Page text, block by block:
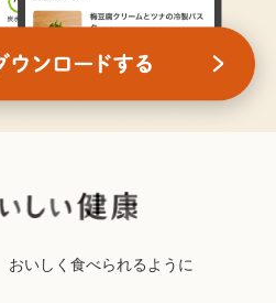
おいしく食べられるように